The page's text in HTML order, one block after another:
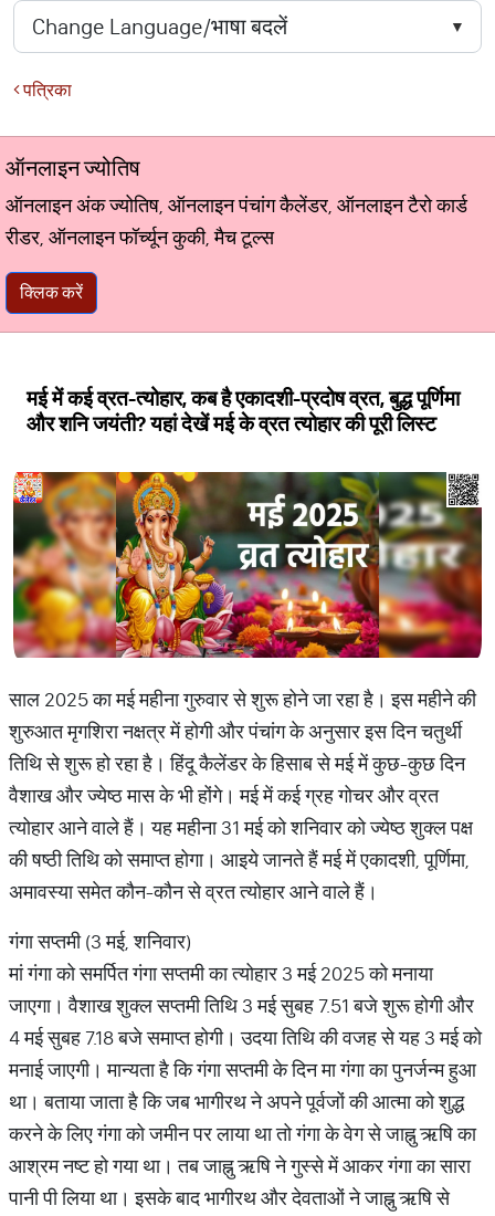
पत्रिका
ऑनलाइन ज्योतिष
ऑनलाइन अंक ज्योतिष, ऑनलाइन पंचांग कैलेंडर, ऑनलाइन टैरो कार्ड
रीडर, ऑनलाइन फॉर्च्यून कुकी, मैच टूल्स
क्लिक करें
मई में कई व्रत-त्योहार, कब है एकादशी-प्रदोष व्रत, बुद्ध पूर्णिमा
और शनि जयंती? यहां देखें मई के व्रत त्योहार की पूरी लिस्ट
साल 2025 का मई महीना गुरुवार से शुरू होने जा रहा है। इस महीने की
शुरुआत मृगशिरा नक्षत्र में होगी और पंचांग के अनुसार इस दिन चतुर्थी
तिथि से शुरू हो रहा है। हिंदू कैलेंडर के हिसाब से मई में कुछ-कुछ दिन
वैशाख और ज्येष्ठ मास के भी होंगे। मई में कई ग्रह गोचर और व्रत
त्योहार आने वाले हैं। यह महीना 31 मई को शनिवार को ज्येष्ठ शुक्ल पक्ष
की षष्ठी तिथि को समाप्त होगा। आइये जानते हैं मई में एकादशी, पूर्णिमा,
अमावस्या समेत कौन-कौन से व्रत त्योहार आने वाले हैं।
गंगा सप्तमी (3 मई, शनिवार)
मां गंगा को समर्पित गंगा सप्तमी का त्योहार 3 मई 2025 को मनाया
जाएगा। वैशाख शुक्ल सप्तमी तिथि 3 मई सुबह 7.51 बजे शुरू होगी और
4 मई सुबह 7.18 बजे समाप्त होगी। उदया तिथि की वजह से यह 3 मई को
मनाई जाएगी। मान्यता है कि गंगा सप्तमी के दिन मा गंगा का पुनर्जन्म हुआ
था। बताया जाता है कि जब भागीरथ ने अपने पूर्वजों की आत्मा को शुद्ध
करने के लिए गंगा को जमीन पर लाया था तो गंगा के वेग से जाह्नु ऋषि का
आश्रम नष्ट हो गया था। तब जाह्नु ऋषि ने गुस्से में आकर गंगा का सारा
पानी पी लिया था। इसके बाद भागीरथ और देवताओं ने जाह्नु ऋषि से